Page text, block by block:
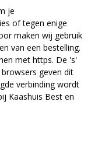
je
of tegen enige
maken wij gebruik
van een bestelling.
met https. De 's'
geven dit
verbinding wordt
Kaashuis Best en